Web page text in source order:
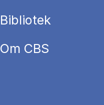
Bibliotek
Om CBS